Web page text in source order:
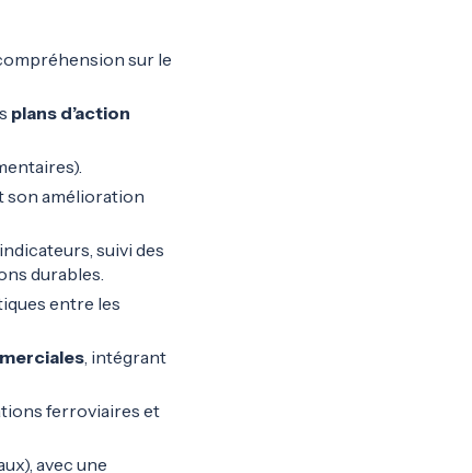
sur le
plans d’action
son amélioration
suivi des
durables.
entre les
, intégrant
ferroviaires et
avec une